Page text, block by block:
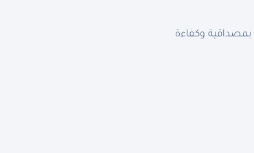
بمصداقية وكفاءة